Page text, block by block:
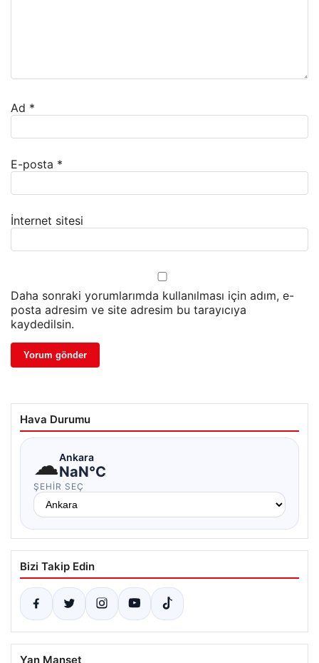
Ad *
E-posta *
İnternet sitesi
Daha sonraki yorumlarımda kullanılması için adım, e-
posta adresim ve site adresim bu tarayıcıya
kaydedilsin.
Hava Durumu
☁Ankara
NaN°C
ŞEHIR SEÇ
Bizi Takip Edin
Yan Manşet